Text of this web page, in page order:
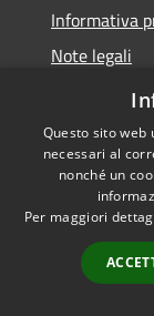
Informativa
Note legali
Accessibilità
Questo sito web
necessari al
nonché un
Per maggiori